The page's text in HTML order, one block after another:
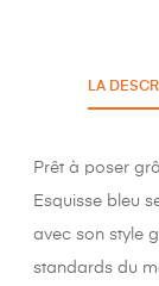
LA
Prêt à poser
Esquisse bleu
avec son style
standards du